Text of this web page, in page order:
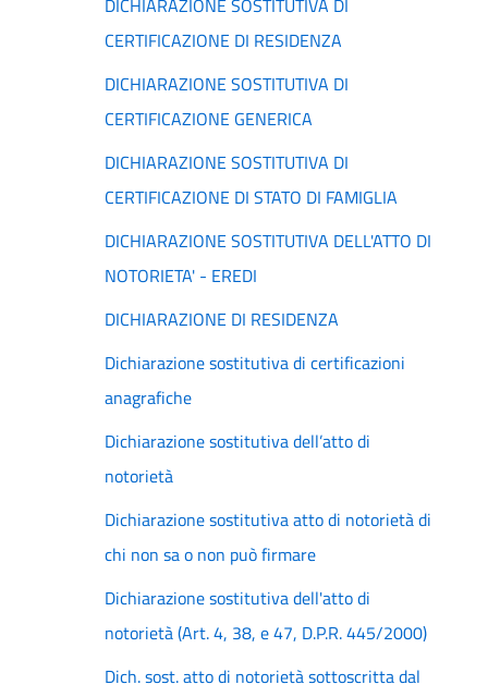
DICHIARAZIONE SOSTITUTIVA DI
CERTIFICAZIONE DI RESIDENZA
DICHIARAZIONE SOSTITUTIVA DI
CERTIFICAZIONE GENERICA
DICHIARAZIONE SOSTITUTIVA DI
CERTIFICAZIONE DI STATO DI FAMIGLIA
DICHIARAZIONE SOSTITUTIVA DELL'ATTO DI
NOTORIETA' - EREDI
DICHIARAZIONE DI RESIDENZA
Dichiarazione sostitutiva di certificazioni
anagrafiche
Dichiarazione sostitutiva dell’atto di
notorietà
Dichiarazione sostitutiva atto di notorietà di
chi non sa o non può firmare
Dichiarazione sostitutiva dell'atto di
notorietà (Art. 4, 38, e 47, D.P.R. 445/2000)
Dich. sost. atto di notorietà sottoscritta dal